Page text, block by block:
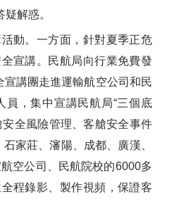
解惑。
動。一方面，針對夏季正危
宣講。民航局向行業免費發
講團走進運輸航空公司和民
，集中宣講民航局“三個底
全風險管理、客艙安全事件
家莊、瀋陽、成都、廣漢、
空公司、民航院校的6000多
程錄影、製作視頻，保證客